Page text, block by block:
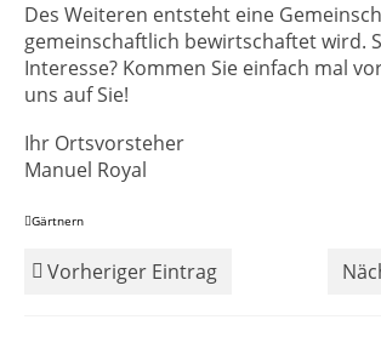
Des Weiteren entsteht eine
gemeinschaftlich bewirtschaftet wird.
Interesse? Kommen Sie einfach mal
uns auf Sie!
Ihr Ortsvorsteher
Manuel Royal
Gärtnern
Vorheriger Eintrag